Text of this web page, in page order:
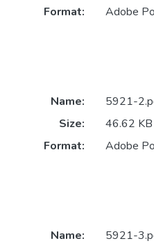
Format:
Adobe
Name:
5921-
Size:
46.62 KB
Format:
Adobe
Name:
5921-